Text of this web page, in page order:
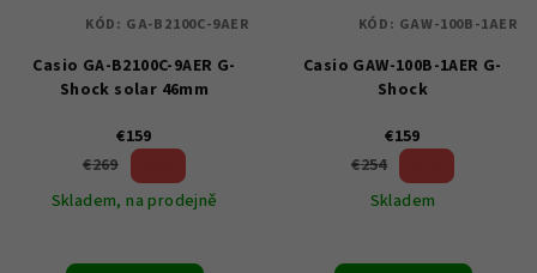
Casio GA-B2100C-9AER G-
Shock solar 46mm
€159
€269
Skladem, na prodejně
KÓD: GA-B2100C-9AER
Casio GAW-100B-1AER G-
Shock
€159
€254
Skladem
KÓD: GAW-100B-1AER